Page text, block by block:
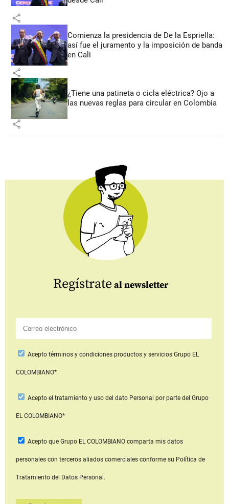
share
Comienza la presidencia de De la Espriella:
así fue el juramento y la imposición de banda
en Cali
share
¿Tiene una patineta o cicla eléctrica? Ojo a
las nuevas reglas para circular en Colombia
share
Regístrate al newsletter
Aceptotérminos y condiciones productos y serviciosGrupo EL
COLOMBIANO*
Acepto el tratamiento y uso del dato Personal por parte del Grupo
EL COLOMBIANO*
Acepto que Grupo EL COLOMBIANOcomparta mis datos
personales con terceros aliados comerciales conforme su Política de
Tratamiento del Datos Personal.